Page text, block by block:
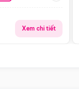
Xem chi tiết